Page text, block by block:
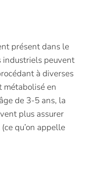
présent dans le
industriels peuvent
à diverses
métabolisé en
de 3-5 ans, la
plus assurer
qu’on appelle